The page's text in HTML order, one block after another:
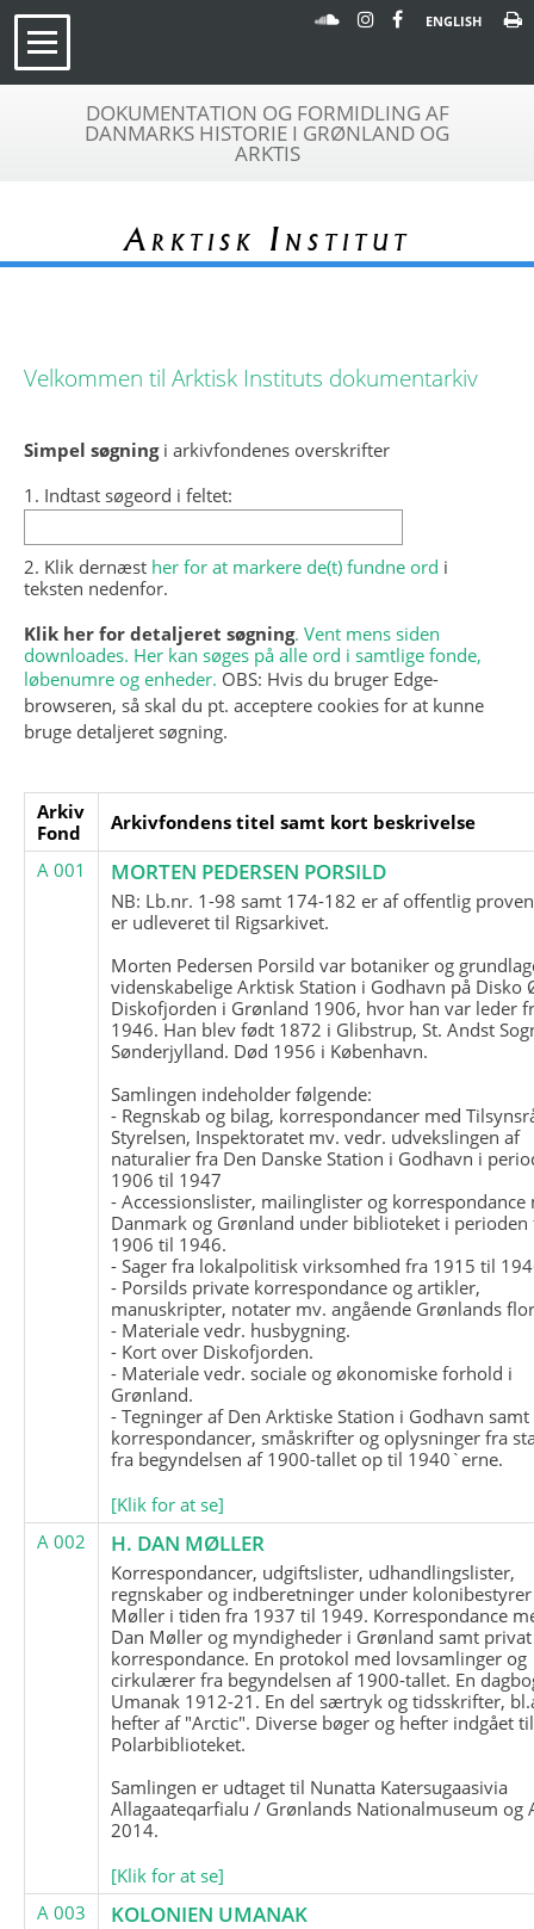
ENGLISH
DOKUMENTATION OG FORMIDLING AF
DANMARKS HISTORIE I GRØNLAND OG
ARKTIS
Arktisk Institut
Velkommen til Arktisk Instituts dokumentarkiv
Simpel søgningi arkivfondenes overskrifter
1. Indtast søgeord i feltet:
2. Klik dernæst her for at markere de(t) fundne ord i
teksten nedenfor.
Klik her for detaljeret søgning. Vent mens siden
downloades. Her kan søges på alle ord i samtlige fonde,
løbenumre og enheder. OBS: Hvis du bruger Edge-
browseren, så skal du pt. acceptere cookies for at kunne
bruge detaljeret søgning.
Arkiv
Fond
Arkivfondens titel samt kort beskrivelse
A 001
MORTEN PEDERSEN PORSILD
NB: Lb.nr. 1-98 samt 174-182 er af offentlig
er udleveret til Rigsarkivet.
Morten Pedersen Porsild var botaniker og
videnskabelige Arktisk Station i Godhavn på Disko
Diskofjorden i Grønland 1906, hvor han var leder
1946. Han blev født 1872 i Glibstrup, St. Andst
Sønderjylland. Død 1956 i København.
Samlingen indeholder følgende:
- Regnskab og bilag, korrespondancer med
Styrelsen, Inspektoratet mv. vedr. udvekslingen af
naturalier fra Den Danske Station i Godhavn i
1906 til 1947
- Accessionslister, mailinglister og korrespondance
Danmark og Grønland under biblioteket i perioden
1906 til 1946.
- Sager fra lokalpolitisk virksomhed fra 1915 til
- Porsilds private korrespondance og artikler,
manuskripter, notater mv. angående Grønlands
- Materiale vedr. husbygning.
- Kort over Diskofjorden.
- Materiale vedr. sociale og økonomiske forhold i
Grønland.
- Tegninger af Den Arktiske Station i Godhavn
korrespondancer, småskrifter og oplysninger fra
fra begyndelsen af 1900-tallet op til 1940`erne.
[Klik for at se]
A 002
H. DAN MØLLER
Korrespondancer, udgiftslister, udhandlingslister,
regnskaber og indberetninger under
Møller i tiden fra 1937 til 1949. Korrespondance
Dan Møller og myndigheder i Grønland samt privat
korrespondance. En protokol med lovsamlinger og
cirkulærer fra begyndelsen af 1900-tallet. En
Umanak 1912-21. En del særtryk og tidsskrifter,
hefter af "Arctic". Diverse bøger og hefter indgået til
Polarbiblioteket.
Samlingen er udtaget til Nunatta Katersugaasivia
Allagaateqarfialu / Grønlands Nationalmuseum og
2014.
[Klik for at se]
A 003
KOLONIEN UMANAK